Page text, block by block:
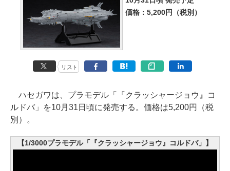
価格：5,200円（税別）
リスト
ハセガワは、プラモデル「『クラッシャージョウ』コ
ルドバ」を10月31日頃に発売する。価格は5,200円（税
別）。
【1/3000プラモデル「『クラッシャージョウ』コルドバ」】